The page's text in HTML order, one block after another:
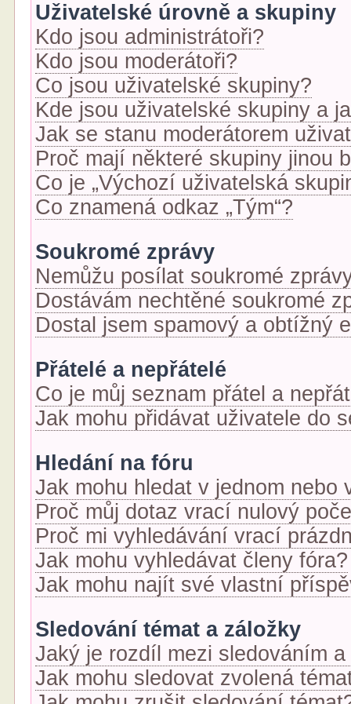
Uživatelské úrovně a skupiny
Kdo jsou administrátoři?
Kdo jsou moderátoři?
Co jsou uživatelské skupiny?
Kde jsou uživatelské skupiny a
Jak se stanu moderátorem
Proč mají některé skupiny jinou
Co je „Výchozí uživatelská
Co znamená odkaz „Tým“?
Soukromé zprávy
Nemůžu posílat soukromé
Dostávám nechtěné soukromé
Dostal jsem spamový a obtížný
Přátelé a nepřátelé
Co je můj seznam přátel a
Jak mohu přidávat uživatele do
Hledání na fóru
Jak mohu hledat v jednom nebo
Proč můj dotaz vrací nulový
Proč mi vyhledávání vrací
Jak mohu vyhledávat členy fóra?
Jak mohu najít své vlastní
Sledování témat a záložky
Jaký je rozdíl mezi sledováním
Jak mohu sledovat zvolená